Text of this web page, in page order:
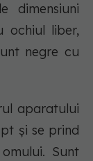
dimensiuni
ochiul liber,
negre cu
aparatului
şi se prind
Sunt